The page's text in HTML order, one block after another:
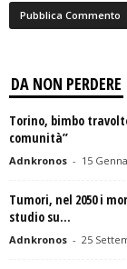
DA NON PERDERE
Torino, bimbo
comunità”
Adnkronos - 15
Tumori, nel 2050 i
studio su...
Adnkronos - 25